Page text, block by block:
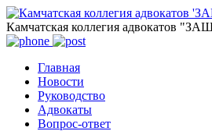
Камчатская коллегия адвокатов
Главная
Новости
Руководство
Адвокаты
Вопрос-ответ